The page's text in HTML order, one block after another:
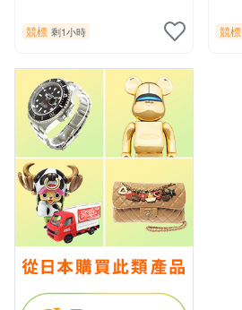
競標 剩1小時 競標